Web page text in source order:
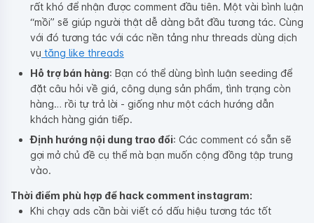
rất khó để nhận được comment đầu tiên. Một vài bình luận
“mồi” sẽ giúp người thật dễ dàng bắt đầu tương tác. Cùng
với đó tương tác với các nền tảng như threads dùng dịch
vụ tăng like threads
Hỗ trợ bán hàng: Bạn có thể dùng bình luận seeding để
đặt câu hỏi về giá, công dụng sản phẩm, tình trạng còn
hàng… rồi tự trả lời - giống như một cách hướng dẫn
khách hàng gián tiếp.
Định hướng nội dung trao đổi: Các comment có sẵn sẽ
gợi mở chủ đề cụ thể mà bạn muốn cộng đồng tập trung
vào.
Thời điểm phù hợp để hack comment instagram:
Khi chạy ads cần bài viết có dấu hiệu tương tác tốt